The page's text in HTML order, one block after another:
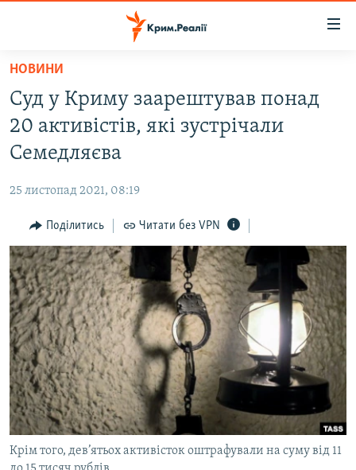
Перейти
основного
матеріалу
Перейти
до
основної
Перейти
до
пошуку
ВОДА.КРИМ
ВІДЕО ТА ФОТО
БЛОГИ
ПОГЛЯД
ІНТЕРВ'Ю
ВСЕ ЗА ДЕНЬ
СПЕЦПРОЕКТИ
ДЕПОРТАЦІЯ
ВІДЕОУРОКИ «ELIFBE»
СВІДЧЕННЯ ОКУПАЦІЇ
УКРАЇНСЬКА ПРОБЛЕМА КРИМУ
ІНФОГРАФІКА
ЯК ОБІЙТИ БЛОКУВАННЯ
Русский
Qırımtatar
ДОЛУЧАЙСЯ!
НОВИНИ
Суд у Криму заарештував понад
20 активістів, які зустрічали
Семедляєва
25 листопад 2021, 08:19
Поділитись Читати без VPN
Крім того, дев’ятьох активісток оштрафували на суму від 11